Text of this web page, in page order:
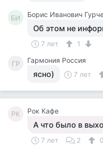
БИ Борис Иванович
Об этом не
7 лет 1
ГР Гармония Россия
ясно) 7 лет
РК Рок Кафе
А что было в
7 лет 2 0